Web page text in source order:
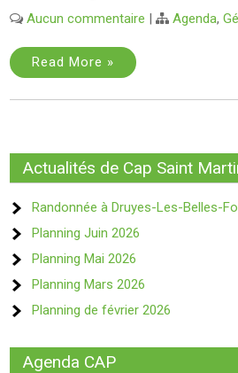
Aucun commentaire | Agenda,
Read More »
Actualités de Cap Saint
Randonnée à Druyes-Les-Belles-
Planning Juin 2026
Planning Mai 2026
Planning Mars 2026
Planning de février 2026
Agenda CAP